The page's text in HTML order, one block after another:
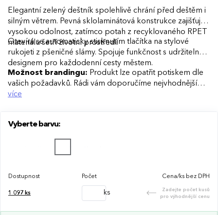
Elegantní zelený deštník spolehlivě chrání před deštěm i
silným větrem. Pevná sklolaminátová konstrukce zajišťuje
vysokou odolnost, zatímco potah z recyklovaného RPET
materiálu šetří životní prostředí.
Otevírá se automaticky stisknutím tlačítka na stylové
rukojeti z pšeničné slámy. Spojuje funkčnost s udržitelným
designem pro každodenní cesty městem.
Možnost brandingu: Produkt lze opatřit potiskem dle
vašich požadavků. Rádi vám doporučíme nejvhodnější
technologii potisku s ohledem na design i váš rozpočet.
více
Vyberte barvu:
Dostupnost Počet Cena/ks bez DPH
1 097 ks ks
Zadejte počet kusů
pro výhodnější cenu